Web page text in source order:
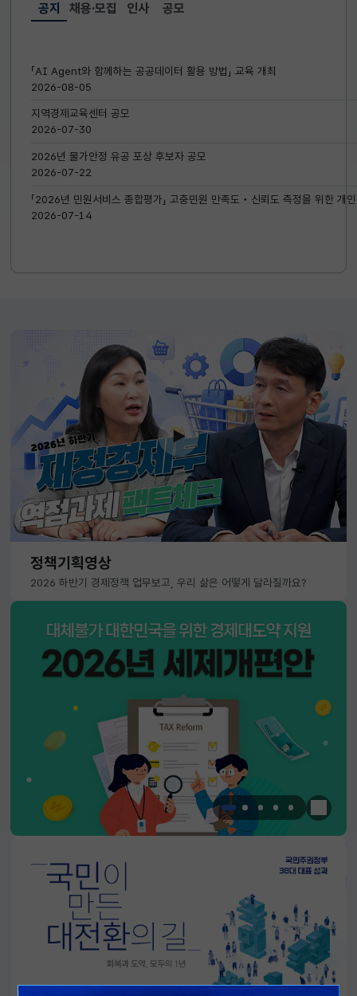
공지
선택됨
공지
「AI Agent와 함께하는 공공데이터 활용 방법」 교육 개최
2026-08-05
지역경제교육센터 공모
2026-07-30
2026년 물가안정 유공 포상 후보자 공모
2026-07-22
「2026년 민원서비스 종합평가」 고충민원 만족도‧신뢰도 측정을 위한 개
2026-07-14
채용·모집 인사 공모
정책기획영상
2026 하반기 경제정책 업무보고, 우리 삶은 어떻게 달라질까요?
한눈에